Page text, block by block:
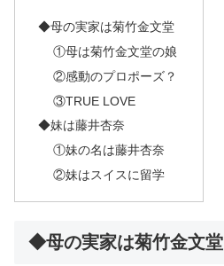
◆母の実家は菊竹金文堂
①母は菊竹金文堂の娘
②感動のプロポーズ？
③TRUE LOVE
◆妹は藤井杏奈
①妹の名は藤井杏奈
②妹はスイスに留学
◆母の実家は菊竹金文堂